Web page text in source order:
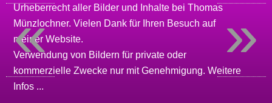
Urheberrecht aller Bilder und Inhalte beiThomas
Münzlochner. Vielen Dank für Ihren Besuch auf
meinerWebsite.
Verwendung von Bildern für private oder
kommerzielle Zwecke nur mit Genehmigung.Weitere
Infos ...
»
«